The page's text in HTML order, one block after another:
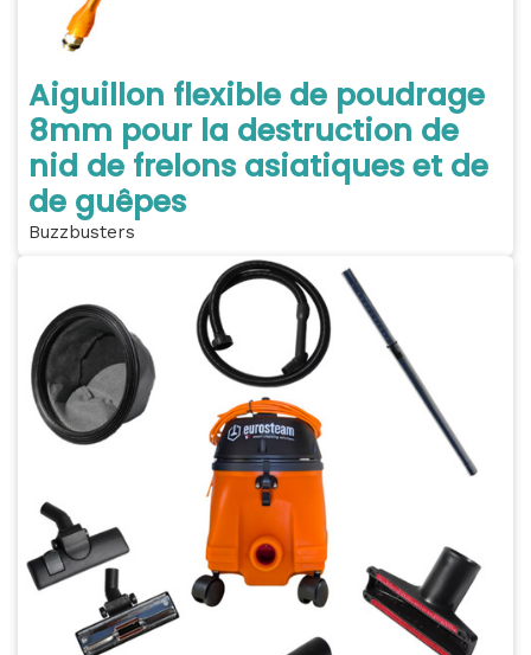
Aiguillon flexible de poudrage
8mm pour la destruction de
nid de frelons asiatiques et de
de guêpes
Buzzbusters